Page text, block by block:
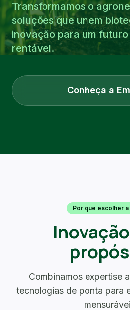
Transformamos o
soluções que unem
inovação para um
rentável.
Conheça a
Por que escolher a
Combinamos expertise
tecnologias de ponta para